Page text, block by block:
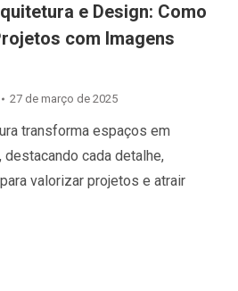
e Design: Como
com Imagens
27 de março de 2025
transforma espaços em
cada detalhe,
valorizar projetos e atrair